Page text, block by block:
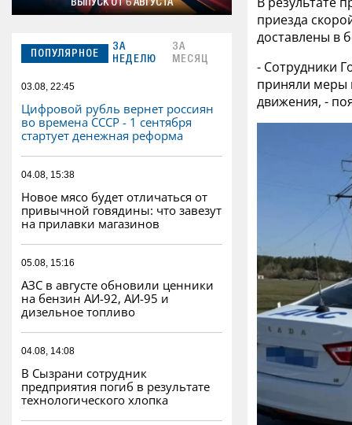
ВЫПУСК ОТ 6 АВГУСТА
ПОПУЛЯРНОЕ
ЗА
НЕДЕЛЮ
ЗА
МЕСЯЦ
03.08, 22:45
Цифровой рубль вернет россиян
во времена СССР - 1 сентября
стартует денежная реформа
04.08, 15:38
Новое мясо будет отличаться от
привычной говядины: что завезут
на прилавки магазинов
05.08, 15:16
АЗС в августе обновили ценники
на бензин АИ-92, АИ-95 и
дизельное топливо
04.08, 14:08
В Сызрани сотрудник
предприятия погиб в результате
технологического хлопка
приезда
доставлены в
- Сотрудники
приняли меры
движения, -